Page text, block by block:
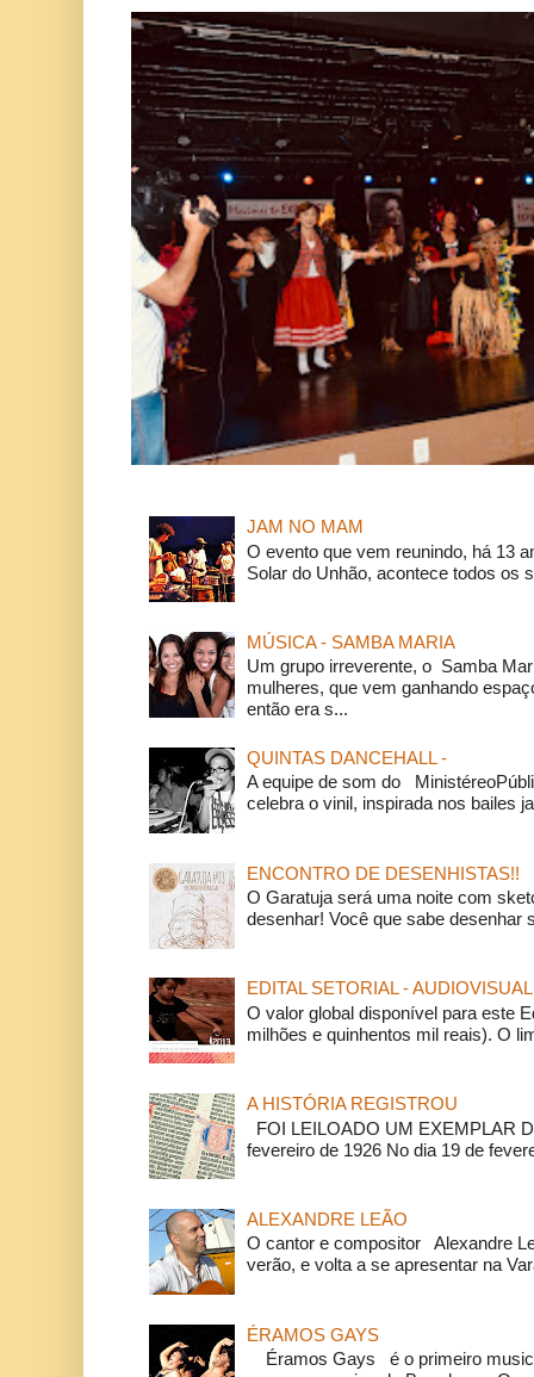
JAM NO MAM
O evento que vem reunindo, há 13
Solar do Unhão, acontece todos os
MÚSICA - SAMBA MARIA
Um grupo irreverente, o Samba
mulheres, que vem ganhando
então era s...
QUINTAS DANCEHALL -
A equipe de som do
celebra o vinil, inspirada nos bailes
ENCONTRO DE DESENHISTAS!!
O Garatuja será uma noite com
desenhar! Você que sabe desenhar
EDITAL SETORIAL - AUDIOVISUAL
O valor global disponível para este
milhões e quinhentos mil reais). O
A HISTÓRIA REGISTROU
FOI LEILOADO UM EXEMPLAR
fevereiro de 1926 No dia 19 de
ALEXANDRE LEÃO
O cantor e compositor Alexandre
verão, e volta a se apresentar na
ÉRAMOS GAYS
Éramos Gays é o primeiro